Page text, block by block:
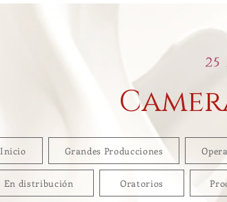
Inicio Grandes Producciones
En distribución Oratorios